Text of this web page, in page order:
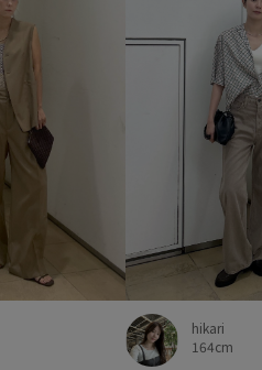
hikari
164cm